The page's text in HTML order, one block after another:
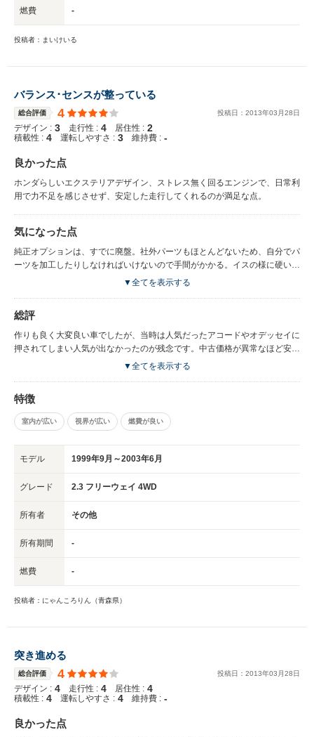
燃費 -
投稿者：まいけいる
バランス･センスが整っている
総合評価 4 投稿日： 2013年03 月28日
デザイン : 3 走行性 : 4 居住性 : 2
積載性 : 4 運転しやすさ : 3 維持費 : -
良かった点
ホンダらしいエクステリアデザイン、ストレス無く回るエンジンで、日常利
用で力不足を感じさせず、安定した走行してくれるのが満足な点。
気になった点
純正オプションは、すでに廃盤。社外パーツもほとんどないため、自分でパ
ーツを加工したりしなければいけないので手間がかかる。イスの様に硬いシ
ートは、疲れやすく長距離には向かない。
▼全てを表示する
総評
作りも良く大変良い車でしたが、当時は人気だったアコードやオデッセイに
押されてしまい人気が出なかったのが残念です。中古価格が異常なほど安い
ので中古でクルマを探している方には自信をもってオススメできる車です。
▼全てを表示する
特徴
室内が広い 視界が広い 燃費が良い
モデル 1999年9月～2003年6月
グレード 2.3 フリーウェイ 4WD
所有者 その他
所有期間 -
燃費 -
投稿者：にゃんころりん（青森県）
突き進める
総合評価 4 投稿日： 2013年03 月28日
デザイン : 4 走行性 : 4 居住性 : 4
積載性 : 4 運転しやすさ : 4 維持費 : -
良かった点